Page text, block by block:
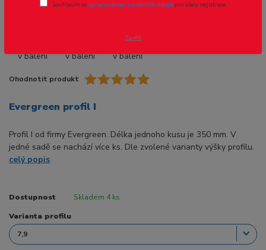
Ohodnotit produkt
Evergreen profil I
Profil I od firmy Evergreen. Délka jednoho kusu je 350 mm. V
jedné sadě se nachází více ks. Dle zvolené varianty výšky profilu.
celý popis
Dostupnost Skladem 4 ks
Varianta profilu
Souhlasím se zpracováním osobních údajů pro účely registrace.
Zavřít